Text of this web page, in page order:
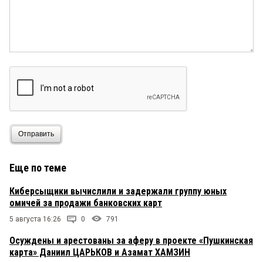
Отправить
Еще по теме
Киберсыщики вычислили и задержали группу юных
омичей за продажи банковских карт
5 августа 16:26 0 791
Осуждены и арестованы за аферу в проекте «Пушкинская
карта» Даниил ЦАРЬКОВ и Азамат ХАМЗИН